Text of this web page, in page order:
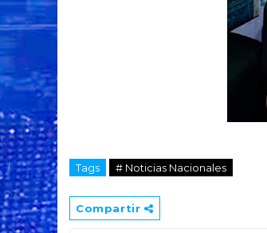
Tags # Noticias Nacionales
Compartir